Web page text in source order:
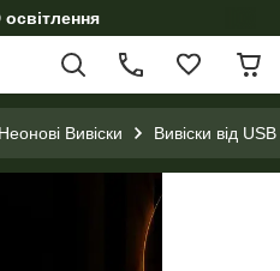
Вивіски Вивіски від USB